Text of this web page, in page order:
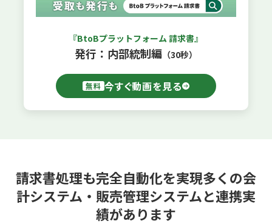
『BtoBプラットフォーム 請求書』
発行：内部統制編（30秒）
無料 今すぐ動画を見る
請求書処理も完全自動化を実現多くの会
計システム・販売管理システムと連携実
績があります